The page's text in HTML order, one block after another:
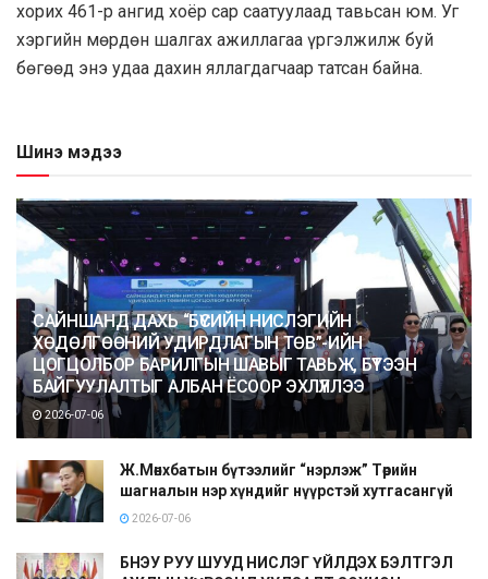
хорих 461-р ангид хоёр сар саатуулаад тавьсан юм. Уг
хэргийн мөрдөн шалгах ажиллагаа үргэлжилж буй
бөгөөд энэ удаа дахин яллагдагчаар татсан байна.
Шинэ мэдээ
САЙНШАНД ДАХЬ “БҮСИЙН НИСЛЭГИЙН
ХӨДӨЛГӨӨНИЙ УДИРДЛАГЫН ТӨВ”-ИЙН
ЦОГЦОЛБОР БАРИЛГЫН ШАВЫГ ТАВЬЖ, БҮТЭЭН
БАЙГУУЛАЛТЫГ АЛБАН ЁСООР ЭХЛҮҮЛЛЭЭ
2026-07-06
Ж.Мөнхбатын бүтээлийг “нэрлэж” Төрийн
шагналын нэр хүндийг нүүрстэй хутгасангүй
2026-07-06
БНЭУ РУУ ШУУД НИСЛЭГ ҮЙЛДЭХ БЭЛТГЭЛ